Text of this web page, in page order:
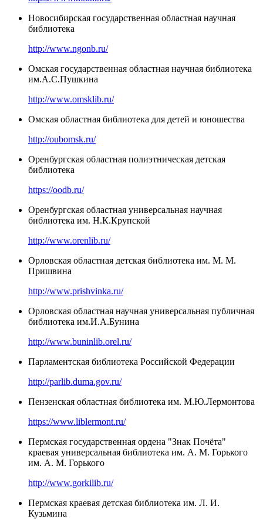
Новосибирская государственная областная научная
библиотека
http://www.ngonb.ru/
Омская государственная областная научная библиотека
им.А.С.Пушкина
http://www.omsklib.ru/
Омская областная библиотека для детей и юношества
http://oubomsk.ru/
Оренбургская областная полиэтническая детская
библиотека
https://oodb.ru/
Оренбургская областная универсальная научная
библиотека им. Н.К.Крупской
http://www.orenlib.ru/
Орловская областная детская библиотека им. М. М.
Пришвина
http://www.prishvinka.ru/
Орловская областная научная универсальная публичная
библиотека им.И.А.Бунина
http://www.buninlib.orel.ru/
Парламентская библиотека Российской Федерации
http://parlib.duma.gov.ru/
Пензенская областная библиотека им. М.Ю.Лермонтова
https://www.liblermont.ru/
Пермская государственная ордена "Знак Почёта"
краевая универсальная библиотека им. А. М. Горького
им. А. М. Горького
http://www.gorkilib.ru/
Пермская краевая детская библиотека им. Л. И.
Кузьмина